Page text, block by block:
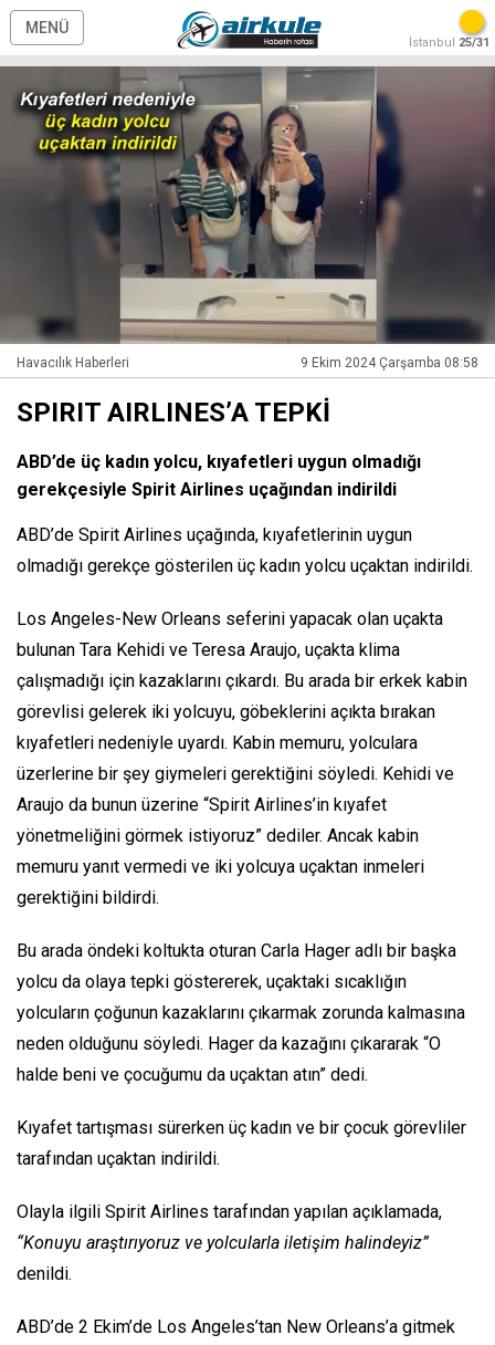
MENÜ
İstanbul 25/31
Havacılık Haberleri 9 Ekim 2024 Çarşamba 08:58
SPIRIT AIRLINES’A TEPKİ
ABD’de üç kadın yolcu, kıyafetleri uygun olmadığı
gerekçesiyle Spirit Airlines uçağından indirildi
ABD’de Spirit Airlines uçağında, kıyafetlerinin uygun
olmadığı gerekçe gösterilen üç kadın yolcu uçaktan indirildi.
Los Angeles-New Orleans seferini yapacak olan uçakta
bulunan Tara Kehidi ve Teresa Araujo, uçakta klima
çalışmadığı için kazaklarını çıkardı. Bu arada bir erkek kabin
görevlisi gelerek iki yolcuyu, göbeklerini açıkta bırakan
kıyafetleri nedeniyle uyardı. Kabin memuru, yolculara
üzerlerine bir şey giymeleri gerektiğini söyledi. Kehidi ve
Araujo da bunun üzerine “Spirit Airlines’in kıyafet
yönetmeliğini görmek istiyoruz” dediler. Ancak kabin
memuru yanıt vermedi ve iki yolcuya uçaktan inmeleri
gerektiğini bildirdi.
Bu arada öndeki koltukta oturan Carla Hager adlı bir başka
yolcu da olaya tepki göstererek, uçaktaki sıcaklığın
yolcuların çoğunun kazaklarını çıkarmak zorunda kalmasına
neden olduğunu söyledi. Hager da kazağını çıkararak “O
halde beni ve çocuğumu da uçaktan atın” dedi.
Kıyafet tartışması sürerken üç kadın ve bir çocuk görevliler
tarafından uçaktan indirildi.
Olayla ilgili Spirit Airlines tarafından yapılan açıklamada,
“Konuyu araştırıyoruz ve yolcularla iletişim halindeyiz”
denildi.
ABD’de 2 Ekim’de Los Angeles’tan New Orleans’a gitmek